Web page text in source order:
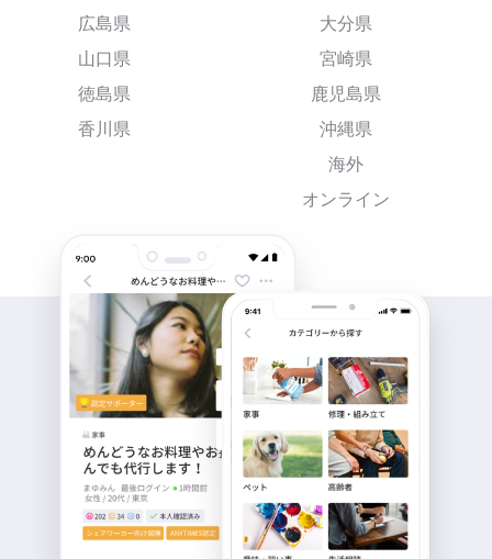
広島県
山口県
徳島県
香川県
大分県
宮崎県
鹿児島県
沖縄県
海外
オンライン